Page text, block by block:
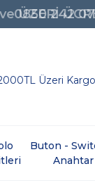
0850 242
Üzeri
Buton -
Anahtar